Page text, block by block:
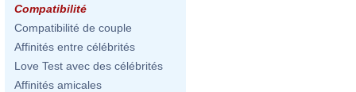
Compatibilité
Compatibilité de couple
Affinités entre célébrités
Love Test avec des célébrités
Affinités amicales